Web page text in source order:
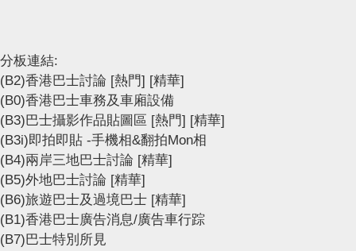
分板連結:
(B2)香港巴士討論 [熱門] [精華]
(B0)香港巴士車務及車廂設備
(B3)巴士攝影作品貼圖區 [熱門] [精華]
(B3i)即拍即貼 -手機相&翻拍Mon相
(B4)兩岸三地巴士討論 [精華]
(B5)外地巴士討論 [精華]
(B6)旅遊巴士及過境巴士 [精華]
(B1)香港巴士廣告消息/廣告車行踪
(B7)巴士特別所見